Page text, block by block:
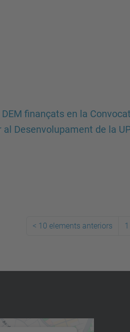
finançats en la
al Desenvolupament de la
< 10 elements anteriors 1